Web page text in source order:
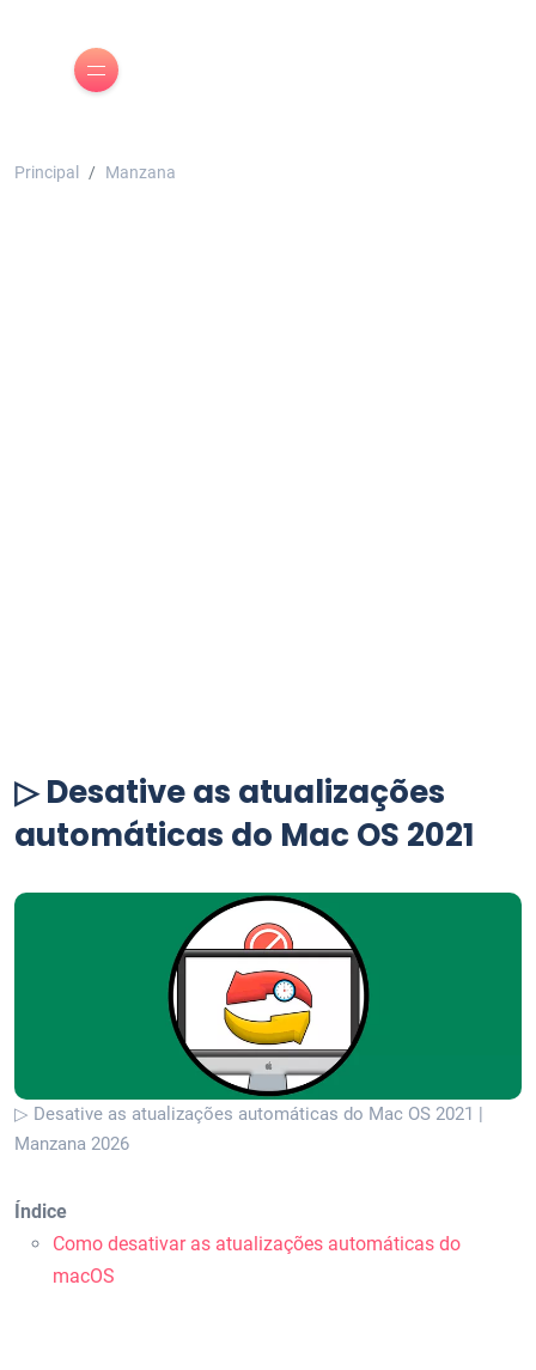
Principal Manzana
▷ Desative as atualizações
automáticas do Mac OS 2021
▷ Desative as atualizações automáticas do Mac OS 2021 |
Manzana 2026
Índice
Como desativar as atualizações automáticas do
macOS